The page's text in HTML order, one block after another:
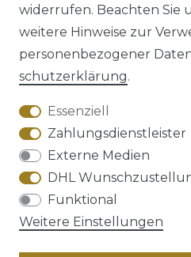
AGB
widerrufen. Beachten Sie
weitere Hinweise zur
personenbezogener
schutz­erklärung.
Essenziell
Zahlungsdienstleister
Externe Medien
DHL
Funktional
Weitere Einstellungen